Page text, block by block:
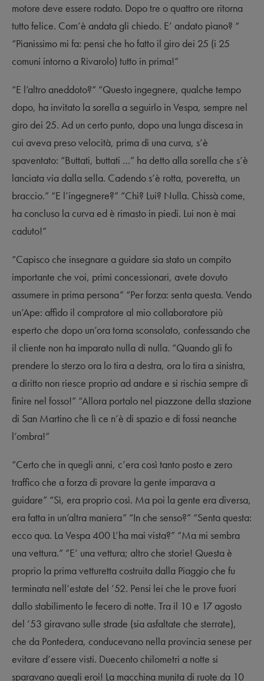
motore deve essere rodato. Dopo tre o quattro ore ritorna
tutto felice. Com’è andata gli chiedo. E’ andato piano? “
“Pianissimo mi fa: pensi che ho fatto il giro dei 25 (i 25
comuni intorno a Rivarolo) tutto in prima!”
“E l’altro aneddoto?” “Questo ingegnere, qualche tempo
dopo, ha invitato la sorella a seguirlo in Vespa, sempre nel
giro dei 25. Ad un certo punto, dopo una lunga discesa in
cui aveva preso velocità, prima di una curva, s’è
spaventato: “Buttati, buttati …” ha detto alla sorella che s’è
lanciata via dalla sella. Cadendo s’è rotta, poveretta, un
braccio.” “E l’ingegnere?” “Chi? Lui? Nulla. Chissà come,
ha concluso la curva ed è rimasto in piedi. Lui non è mai
caduto!”
“Capisco che insegnare a guidare sia stato un compito
importante che voi, primi concessionari, avete dovuto
assumere in prima persona” “Per forza: senta questa. Vendo
un’Ape: affido il compratore al mio collaboratore più
esperto che dopo un’ora torna sconsolato, confessando che
il cliente non ha imparato nulla di nulla. “Quando gli fo
prendere lo sterzo ora lo tira a destra, ora lo tira a sinistra,
a diritto non riesce proprio ad andare e si rischia sempre di
finire nel fosso!” “Allora portalo nel piazzone della stazione
di San Martino che lì ce n’è di spazio e di fossi neanche
l’ombra!”
“Certo che in quegli anni, c’era così tanto posto e zero
traffico che a forza di provare la gente imparava a
guidare” “Sì, era proprio così. Ma poi la gente era diversa,
era fatta in un’altra maniera” “In che senso?” “Senta questa:
ecco qua. La Vespa 400 L’ha mai vista?” “Ma mi sembra
una vettura.” ”E’ una vettura; altro che storie! Questa è
proprio la prima vetturetta costruita dalla Piaggio che fu
terminata nell’estate del ’52. Pensi lei che le prove fuori
dallo stabilimento le fecero di notte. Tra il 10 e 17 agosto
del ’53 giravano sulle strade (sia asfaltate che sterrate),
che da Pontedera, conducevano nella provincia senese per
evitare d’essere visti. Duecento chilometri a notte si
sparavano quegli eroi! La macchina munita di ruote da 10